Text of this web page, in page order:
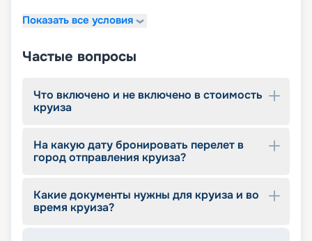
Показать все условия
Частые вопросы
Что включено и не включено в стоимость
круиза
На какую дату бронировать перелет в
город отправления круиза?
Какие документы нужны для круиза и во
время круиза?